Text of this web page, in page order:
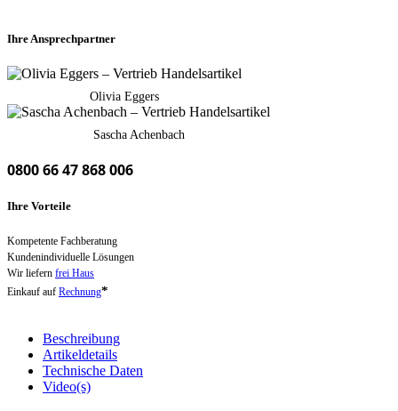
Ihre Ansprechpartner
Olivia Eggers
Sascha Achenbach
0800 66 47 868 006
Ihre Vorteile
Kompetente Fachberatung
Kundenindividuelle Lösungen
Wir liefern frei Haus
Einkauf auf Rechnung*
Beschreibung
Artikeldetails
Technische Daten
Video(s)